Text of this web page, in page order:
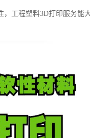
，工程塑料3D打印服务能